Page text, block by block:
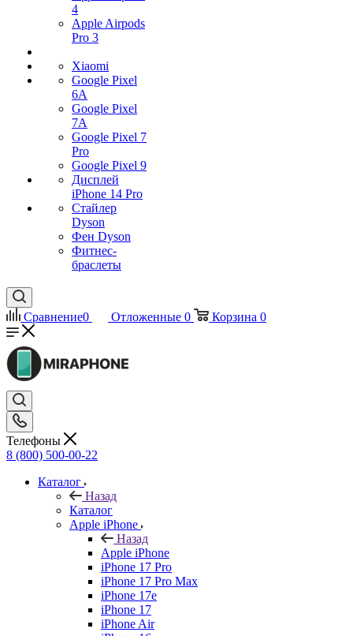
4
Apple Airpods
Pro 3
Xiaomi
Google Pixel
6A
Google Pixel
7А
Google Pixel 7
Pro
Google Pixel 9
Дисплей
iPhone 14 Pro
Стайлер
Dyson
Фен Dyson
Фитнес-
браслеты
Сравнение0 Отложенные 0 Корзина 0
Телефоны
8 (800) 500-00-22
Каталог
Назад
Каталог
Apple iPhone
Назад
Apple iPhone
iPhone 17 Pro
iPhone 17 Pro Max
iPhone 17e
iPhone 17
iPhone Air